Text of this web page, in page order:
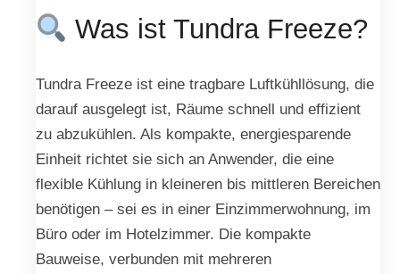
Was ist Tundra Freeze?
Tundra Freeze ist eine tragbare Luftkühllösung, die
darauf ausgelegt ist, Räume schnell und effizient
zu abzukühlen. Als kompakte, energiesparende
Einheit richtet sie sich an Anwender, die eine
flexible Kühlung in kleineren bis mittleren Bereichen
benötigen – sei es in einer Einzimmerwohnung, im
Büro oder im Hotelzimmer. Die kompakte
Bauweise, verbunden mit mehreren